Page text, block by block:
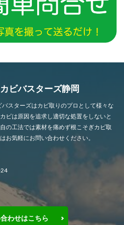
ビバスターズ静岡
スターズはカビ取りのプロとして様々な
ビは原因を追求し適切な処置をしないと
の工法では素材を痛めず根こそぎカビ取
お気軽にお問い合わせください。
わせはこちら